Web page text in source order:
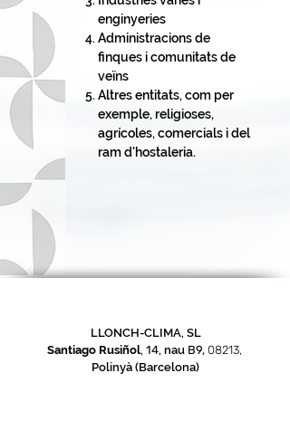
enginyeries
Administracions de
finques i comunitats de
veïns
Altres entitats, com per
exemple, religioses,
agrícoles, comercials i del
ram d'hostaleria.
LLONCH-CLIMA, SL
Santiago Rusiñol, 14, nau B9, 08213,
Polinyà (Barcelona)